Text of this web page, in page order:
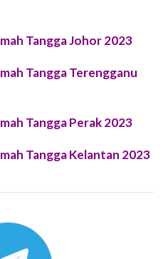
Tangga Johor 2023
Tangga Terengganu
Tangga Perak 2023
Tangga Kelantan 2023